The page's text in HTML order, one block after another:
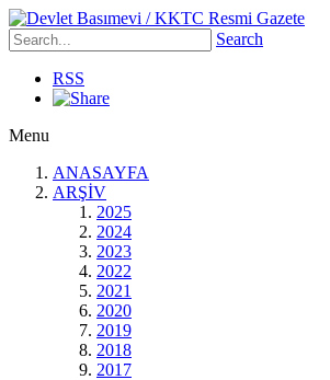
Search
RSS
Menu
ANASAYFA
ARŞİV
2025
2024
2023
2022
2021
2020
2019
2018
2017